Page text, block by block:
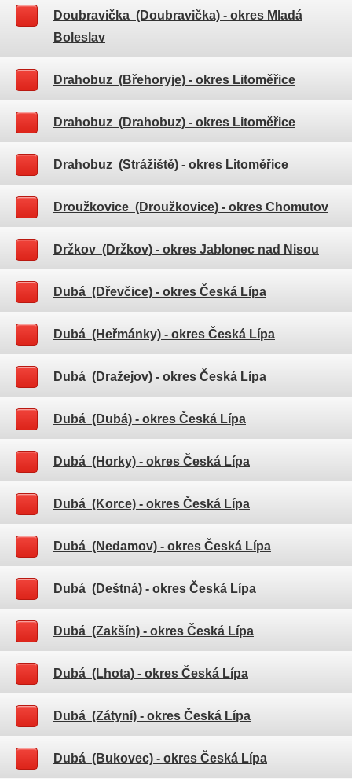
Doubravička (Doubravička) - okres Mladá
Boleslav
Drahobuz (Břehoryje) - okres Litoměřice
Drahobuz (Drahobuz) - okres Litoměřice
Drahobuz (Strážiště) - okres Litoměřice
Droužkovice (Droužkovice) - okres Chomutov
Držkov (Držkov) - okres Jablonec nad Nisou
Dubá (Dřevčice) - okres Česká Lípa
Dubá (Heřmánky) - okres Česká Lípa
Dubá (Dražejov) - okres Česká Lípa
Dubá (Dubá) - okres Česká Lípa
Dubá (Horky) - okres Česká Lípa
Dubá (Korce) - okres Česká Lípa
Dubá (Nedamov) - okres Česká Lípa
Dubá (Deštná) - okres Česká Lípa
Dubá (Zakšín) - okres Česká Lípa
Dubá (Lhota) - okres Česká Lípa
Dubá (Zátyní) - okres Česká Lípa
Dubá (Bukovec) - okres Česká Lípa